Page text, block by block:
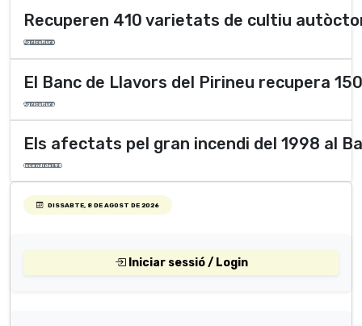
Recuperen 410 varietats de cultiu
Agricultura
El Banc de Llavors del Pirineu recupera
Agricultura
Els afectats pel gran incendi del 1998 al
Incendi del 98
DISSABTE, 8 DE AGOST DE 2026
Iniciar sessió / Login